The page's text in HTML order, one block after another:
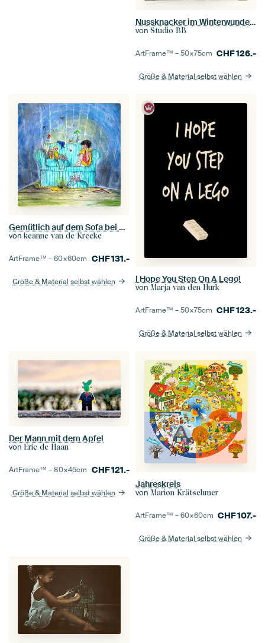
Nussknacker im Winterwunderland Nr. 2
von Studio BB
ArtFrame™ –50×75cm CHF126.-
Größe & Material selbst wählen
Gemütlich auf dem Sofa bei Regenwetter
von keanne van de Kreeke
ArtFrame™ –60×60cm CHF131.-
Größe & Material selbst wählen I Hope You Step On A Lego!
von Marja van den Hurk
ArtFrame™ –50×75cm CHF123.-
Größe & Material selbst wählen
Der Mann mit dem Apfel
von Eric de Haan
ArtFrame™ –80×45cm CHF121.-
Größe & Material selbst wählen
Jahreskreis
von Marion Krätschmer
ArtFrame™ –60×60cm CHF107.-
Größe & Material selbst wählen